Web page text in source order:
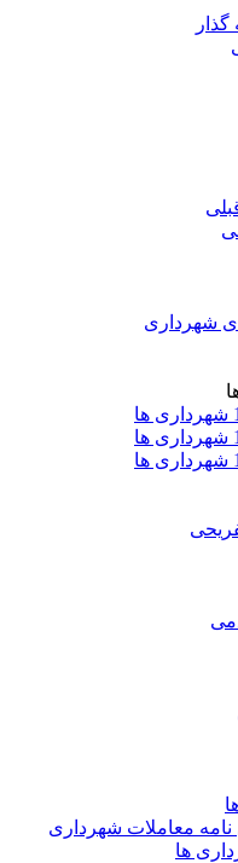
شهرداری
نامه معاملات شهرداری
ها